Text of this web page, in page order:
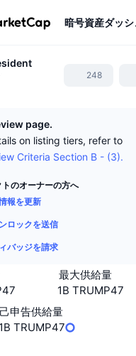
暗号資産ダッ
248
page.
on listing tiers, refer to
Criteria Section B - (3).
のオーナーの方へ
報を更新
ロックを送信
バッジを請求
最大供給量
1B TRUMP47
申告供給量
1B TRUMP47